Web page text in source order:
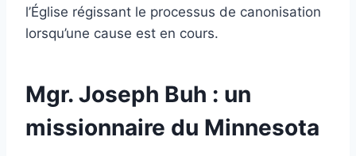
l’Église régissant le processus de canonisation
lorsqu’une cause est en cours.
Mgr. Joseph Buh : un
missionnaire du Minnesota